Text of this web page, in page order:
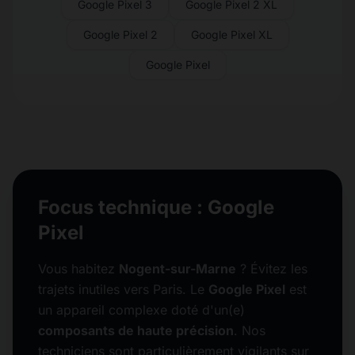
Google Pixel 3 Google Pixel 2 XL
Google Pixel 2 Google Pixel XL
Google Pixel
Focus technique : Google
Pixel
Vous habitez Nogent-sur-Marne ? Évitez les
trajets inutiles vers Paris. Le Google Pixel est
un appareil complexe doté d'un(e)
composants de haute précision. Nos
techniciens sont particulièrement vigilants sur